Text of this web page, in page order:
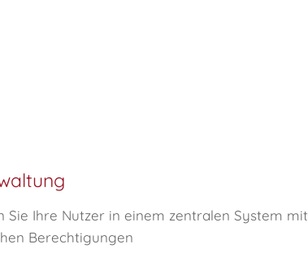
Sie Ihre Nutzer in einem zentralen System mit
Berechtigungen